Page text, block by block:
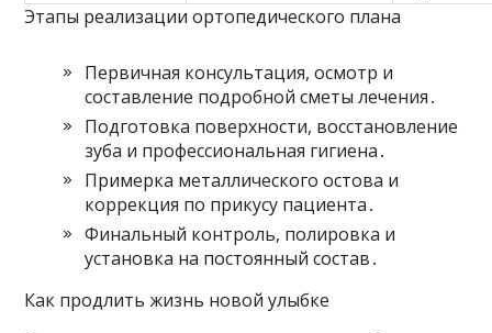
Этапы реализации ортопедического плана
Первичная консультация, осмотр и
составление подробной сметы лечения․
Подготовка поверхности, восстановление
зуба и профессиональная гигиена․
Примерка металлического остова и
коррекция по прикусу пациента․
Финальный контроль, полировка и
установка на постоянный состав․
Как продлить жизнь новой улыбке